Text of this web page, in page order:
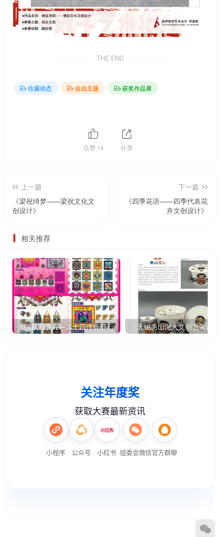
THE END
往届动态 自由主题 获奖作品展
点赞14 分享
上一篇
《梁祝绮梦——梁祝文化文
创设计》
下一篇
《四季花语——四季代表花
卉文创设计》
相关推荐
《纸裁四季——二十四传统节气文创设计》 《无锡惠山泥人文创包装设